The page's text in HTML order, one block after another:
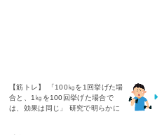
【筋トレ】 「100㎏を1回挙げた場
合と、1㎏を100回挙げた場合で
は、効果は同じ」 研究で明らかに